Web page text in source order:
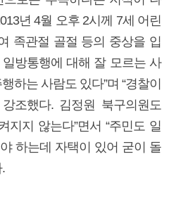
년 4월 오후 2시께 7세 어린
족관절 골절 등의 중상을 입
방통행에 대해 잘 모르는 사
하는 사람도 있다”며 “경찰이
조했다. 김정원 북구의원도
지지 않는다”면서 “주민도 일
하는데 자택이 있어 굳이 돌